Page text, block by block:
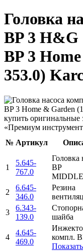
Головка
BP 3 H&G
BP 3
353.0)
№ Артикул
1
5.645-
767.0
Головка
BP
2
6.645-
346.0
Резина
3
6.343-
139.0
шайба
4
4.645-
469.0
компл.